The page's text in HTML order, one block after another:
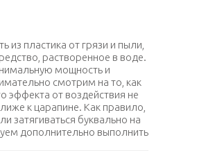
пластика от грязи и пыли,
растворенное в воде.
мощность и
смотрим на то, как
эффекта от воздействия не
к царапине. Как правило,
затягиваться буквально на
дополнительно выполнить